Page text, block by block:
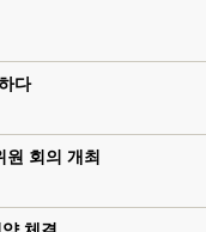
다
회의 개최